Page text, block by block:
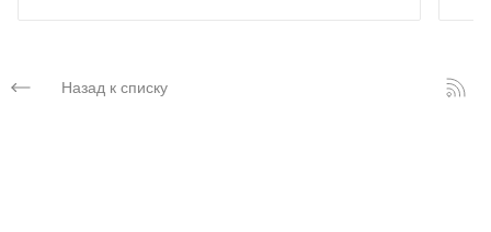
Назад к списку